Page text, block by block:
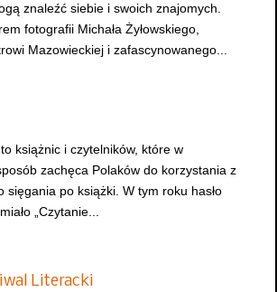
znaleźć siebie i swoich znajomych.
fotografii Michała Żyłowskiego,
Mazowieckiej i zafascynowanego...
książnic i czytelników, które w
zachęca Polaków do korzystania z
sięgania po książki. W tym roku hasło
„Czytanie...
Literacki